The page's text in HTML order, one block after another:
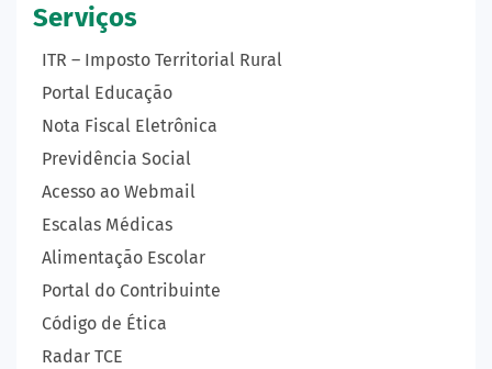
Serviços
ITR – Imposto Territorial Rural
Portal Educação
Nota Fiscal Eletrônica
Previdência Social
Acesso ao Webmail
Escalas Médicas
Alimentação Escolar
Portal do Contribuinte
Código de Ética
Radar TCE